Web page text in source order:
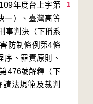
1
年度台上字第
一）、臺灣高等
事判決（下稱系
防制條例第4條
序、罪責原則、
476號解釋（下
法規範及裁判